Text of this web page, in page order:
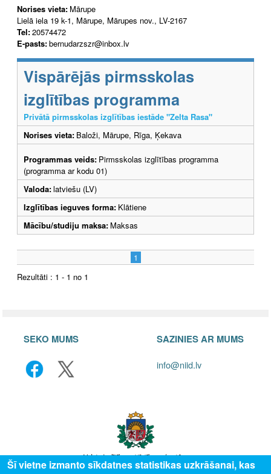
Norises vieta: Mārupe
Lielā iela 19 k-1, Mārupe, Mārupes nov., LV-2167
Tel:20574472
E-pasts:bernudarzszr@inbox.lv
Vispārējās pirmsskolas
izglītības programma
Privātā pirmsskolas izglītības iestāde "Zelta Rasa"
Norises vieta: Baloži, Mārupe, Rīga, Ķekava
Programmas veids: Pirmsskolas izglītības programma
(programma ar kodu 01)
Valoda:latviešu (LV)
Izglītības ieguves forma: Klātiene
Mācību/studiju maksa: Maksas
1
Rezultāti : 1 - 1 no 1
SEKO MUMS SAZINIES AR MUMS
info@niid.lv
Šī vietne izmanto sīkdatnes statistikas uzkrāšanai, kas